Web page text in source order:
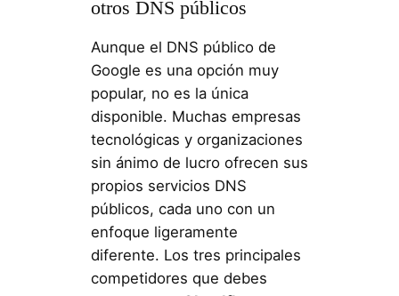
otros DNS públicos
Aunque el DNS público de
Google es una opción muy
popular, no es la única
disponible. Muchas empresas
tecnológicas y organizaciones
sin ánimo de lucro ofrecen sus
propios servicios DNS
públicos, cada uno con un
enfoque ligeramente
diferente. Los tres principales
competidores que debes